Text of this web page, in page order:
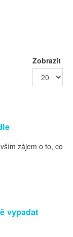
Zobrazit
zájem o to, co
vypadat